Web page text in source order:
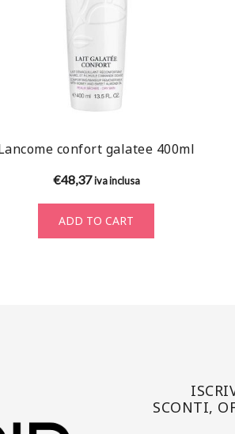
confort galatee 400ml
€48,37 iva inclusa
ADD TO CART
SCONTI,